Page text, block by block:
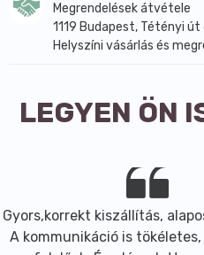
Megrendelések átvétele
1119 Budapest, Tétényi
Helyszíni vásárlás és
LEGYEN ÖN
Gyors,korrekt kiszállítás,
A kommunikáció is tökéletes,